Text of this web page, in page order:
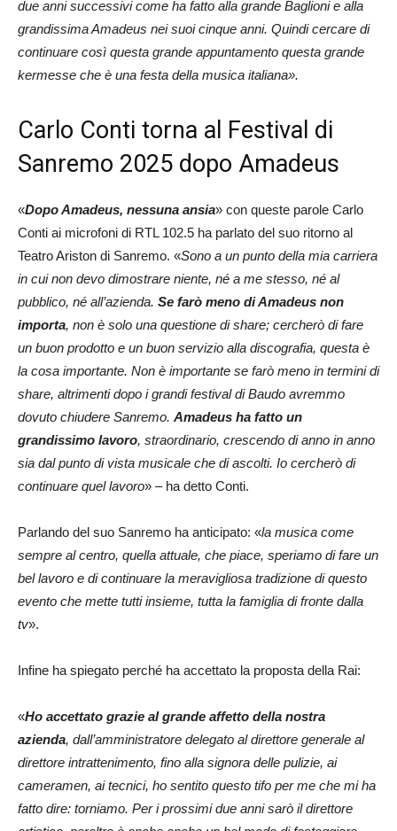
due anni successivi come ha fatto alla grande Baglioni e alla
grandissima Amadeus nei suoi cinque anni. Quindi cercare di
continuare così questa grande appuntamento questa grande
kermesse che è una festa della musica italiana».
Carlo Conti torna al Festival di
Sanremo 2025 dopo Amadeus
«Dopo Amadeus, nessuna ansia» con queste parole Carlo
Conti ai microfoni di RTL 102.5 ha parlato del suo ritorno al
Teatro Ariston di Sanremo. «Sono a un punto della mia carriera
in cui non devo dimostrare niente, né a me stesso, né al
pubblico, né all’azienda. Se farò meno di Amadeus non
importa, non è solo una questione di share; cercherò di fare
un buon prodotto e un buon servizio alla discografia, questa è
la cosa importante. Non è importante se farò meno in termini di
share, altrimenti dopo i grandi festival di Baudo avremmo
dovuto chiudere Sanremo. Amadeus ha fatto un
grandissimo lavoro, straordinario, crescendo di anno in anno
sia dal punto di vista musicale che di ascolti. Io cercherò di
continuare quel lavoro» – ha detto Conti.
Parlando del suo Sanremo ha anticipato: «la musica come
sempre al centro, quella attuale, che piace, speriamo di fare un
bel lavoro e di continuare la meravigliosa tradizione di questo
evento che mette tutti insieme, tutta la famiglia di fronte dalla
tv».
Infine ha spiegato perché ha accettato la proposta della Rai:
«Ho accettato grazie al grande affetto della nostra
azienda, dall’amministratore delegato al direttore generale al
direttore intrattenimento, fino alla signora delle pulizie, ai
cameramen, ai tecnici, ho sentito questo tifo per me che mi ha
fatto dire: torniamo. Per i prossimi due anni sarò il direttore